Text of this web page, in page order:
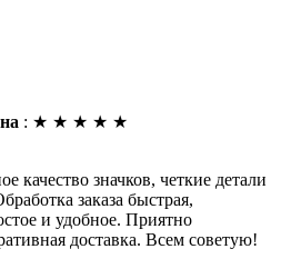
: ★ ★ ★ ★ ★
качество значков, четкие детали
заказа быстрая,
и удобное. Приятно
доставка. Всем советую!